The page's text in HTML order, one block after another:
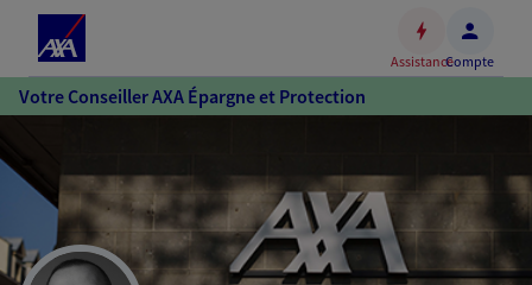
Accéder
au
Accéder
au
pied
de
AssistanceCompte
Votre Conseiller AXA Épargne et Protection